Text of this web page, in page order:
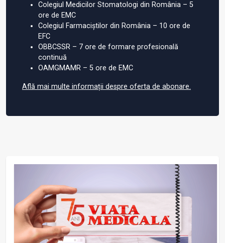
Colegiul Medicilor Stomatologi din România – 5
ore de EMC
Colegiul Farmaciștilor din România – 10 ore de
EFC
OBBCSSR – 7 ore de formare profesională
continuă
OAMGMAMR – 5 ore de EMC
Află mai multe informații despre oferta de abonare.